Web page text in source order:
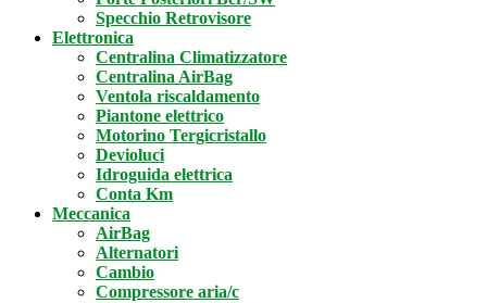
Specchio Retrovisore
Elettronica
Centralina Climatizzatore
Centralina AirBag
Ventola riscaldamento
Piantone elettrico
Motorino Tergicristallo
Devioluci
Idroguida elettrica
Conta Km
Meccanica
AirBag
Alternatori
Cambio
Compressore aria/c